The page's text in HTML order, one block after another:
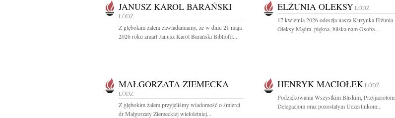
JANUSZ KAROL BARAŃSKI
ŁÓDŹ
Z głębokim żalem zawiadamiamy, że w dniu 21 maja
2026 roku zmarł Janusz Karol Barański Bibliofil...
ELŻUNIA OLEKSY ŁÓDŹ
17 kwietnia 2026 odeszła nasza Kuzynka Elżunia
Oleksy Mądra, piękna, bliska nam Osoba....
MAŁGORZATA ZIEMECKA
ŁÓDŹ
Z głębokim żalem przyjęliśmy wiadomość o śmierci
dr Małgorzaty Ziemeckiej wieloletniej...
HENRYK MACIOŁEK ŁÓDŹ
Podziękowania Wszystkim Bliskim, Przyjaciołom,
Delegacjom oraz pozostałym Uczestnikom...